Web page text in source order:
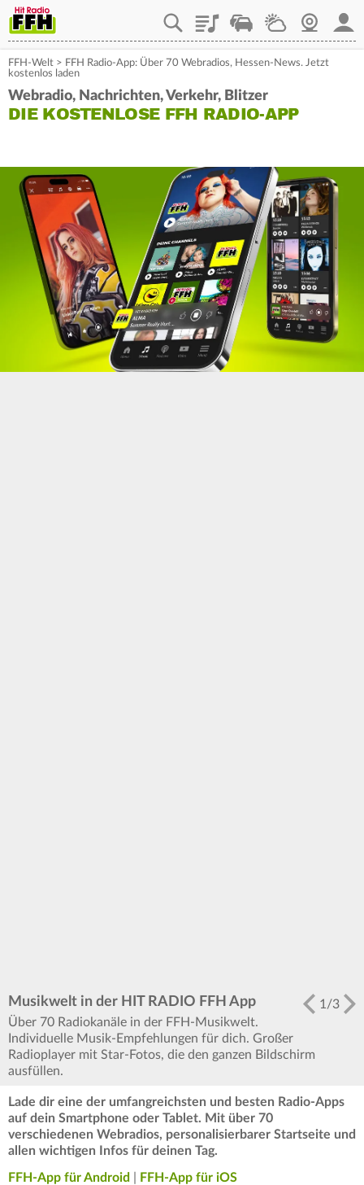
PlaylistStaupilotWetterWebcam
FFH-Welt > FFH Radio-App: Über 70 Webradios, Hessen-News. Jetzt
kostenlos laden
Webradio, Nachrichten, Verkehr, Blitzer
DIE KOSTENLOSE FFH RADIO-APP
1/3
Musikwelt in der HIT RADIO FFH App
Über 70 Radiokanäle in der FFH-Musikwelt.
Individuelle Musik-Empfehlungen für dich. Großer
Radioplayer mit Star-Fotos, die den ganzen Bildschirm
ausfüllen.
Lade dir eine der umfangreichsten und besten Radio-Apps
auf dein Smartphone oder Tablet. Mit über 70
verschiedenen Webradios, personalisierbarer Startseite und
allen wichtigen Infos für deinen Tag.
FFH-App für Android FFH-App für iOS